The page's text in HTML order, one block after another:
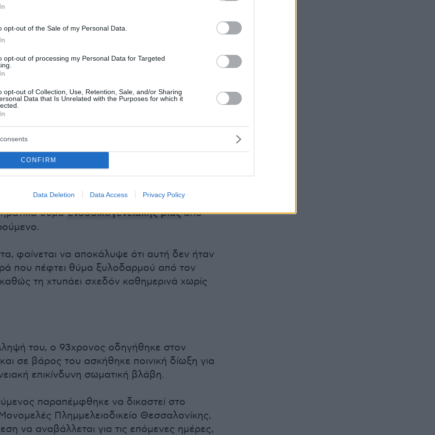
opt-out of the Sale of my Personal Data.
opt-out of processing my Personal Data for Targeted
opt-out of Collection, Use, Retention, Sale, and/or Sharing
Data that Is Unrelated with the Purposes for which it
CONFIRM
Data Deletion Data Access Privacy Policy
πληροφορίες, η στάση της ηλικιωμένης
ότι το προηγούμενο βράδυ ο σύζυγός
τραβώντας τη βίαια από τα χέρια,
με γροθιές και κλωτσιές, ακόμη και με το
χρησιμοποιεί για να περπατά, ενώ τόνισε
που δέχθηκε ήταν τόσο στο σώμα όσο
του
της, την οποία έδωσε στους αστυνομικούς
τη στιγμή του ξυλοδαρμού και αποκάλυψε ότι
θύμαενδοοικογενειακής βίαςαπό
φαίνεται να αποκάλυψε ότι αυτή δεν ήταν
που πέφτει θύμα ξυλοδαρμού από τον
τη χτυπάει σχεδόν καθημερινά χωρίς
του, ο 93χρονος οδηγήθηκε στον
σε βάρος του ασκήθηκε ποινική δίωξη για
επικίνδυνη σωματική βλάβη.
παραπέμφθηκε να δικαστεί στο
Πλημμελειοδικείο Θεσσαλονίκης,
να αναβάλλεται για τις επόμενες ημέρες,